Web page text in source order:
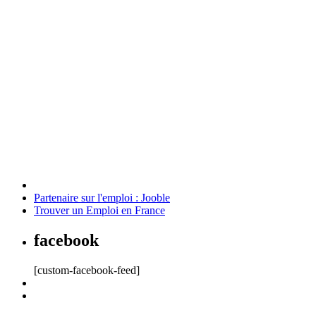
Partenaire sur l'emploi : Jooble
Trouver un Emploi en France
facebook
[custom-facebook-feed]